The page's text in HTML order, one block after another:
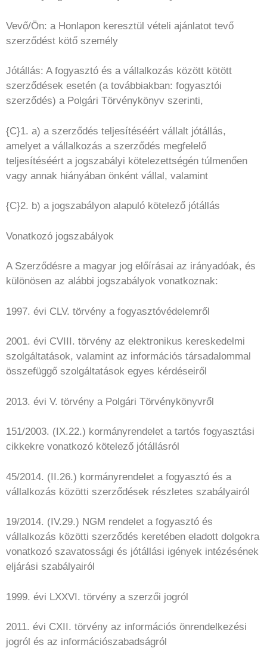
Vevő/Ön: a Honlapon keresztül vételi ajánlatot tevő
szerződést kötő személy
Jótállás: A fogyasztó és a vállalkozás között kötött
szerződések esetén (a továbbiakban: fogyasztói
szerződés) a Polgári Törvénykönyv szerinti,
{C}1. a) a szerződés teljesítéséért vállalt jótállás,
amelyet a vállalkozás a szerződés megfelelő
teljesítéséért a jogszabályi kötelezettségén túlmenően
vagy annak hiányában önként vállal, valamint
{C}2. b) a jogszabályon alapuló kötelező jótállás
Vonatkozó jogszabályok
A Szerződésre a magyar jog előírásai az irányadóak, és
különösen az alábbi jogszabályok vonatkoznak:
1997. évi CLV. törvény a fogyasztóvédelemről
2001. évi CVIII. törvény az elektronikus kereskedelmi
szolgáltatások, valamint az információs társadalommal
összefüggő szolgáltatások egyes kérdéseiről
2013. évi V. törvény a Polgári Törvénykönyvről
151/2003. (IX.22.) kormányrendelet a tartós fogyasztási
cikkekre vonatkozó kötelező jótállásról
45/2014. (II.26.) kormányrendelet a fogyasztó és a
vállalkozás közötti szerződések részletes szabályairól
19/2014. (IV.29.) NGM rendelet a fogyasztó és
vállalkozás közötti szerződés keretében eladott dolgokra
vonatkozó szavatossági és jótállási igények intézésének
eljárási szabályairól
1999. évi LXXVI. törvény a szerzői jogról
2011. évi CXII. törvény az információs önrendelkezési
jogról és az információszabadságról